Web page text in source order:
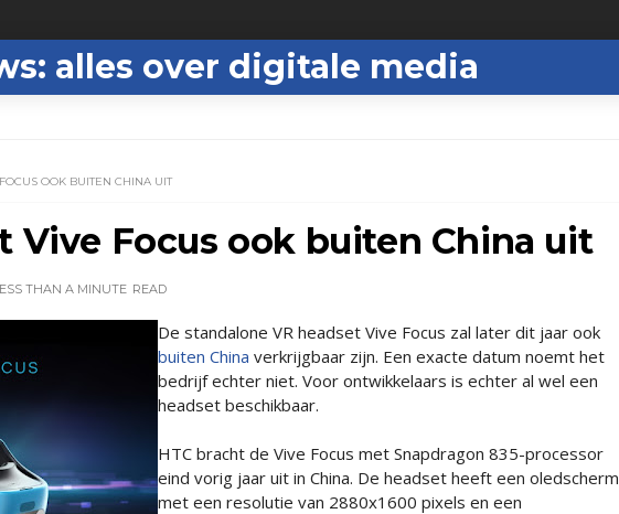
alles over digitale media
OOK BUITEN CHINA UIT
Vive Focus ook buiten China uit
THAN A MINUTE READ
De standalone VR headset Vive Focus zal later dit jaar ook
buiten China verkrijgbaar zijn. Een exacte datum noemt het
bedrijf echter niet. Voor ontwikkelaars is echter al wel een
headset beschikbaar.
HTC bracht de Vive Focus met Snapdragon 835-processor
eind vorig jaar uit in China. De headset heeft een oledscherm
met een resolutie van 2880x1600 pixels en een